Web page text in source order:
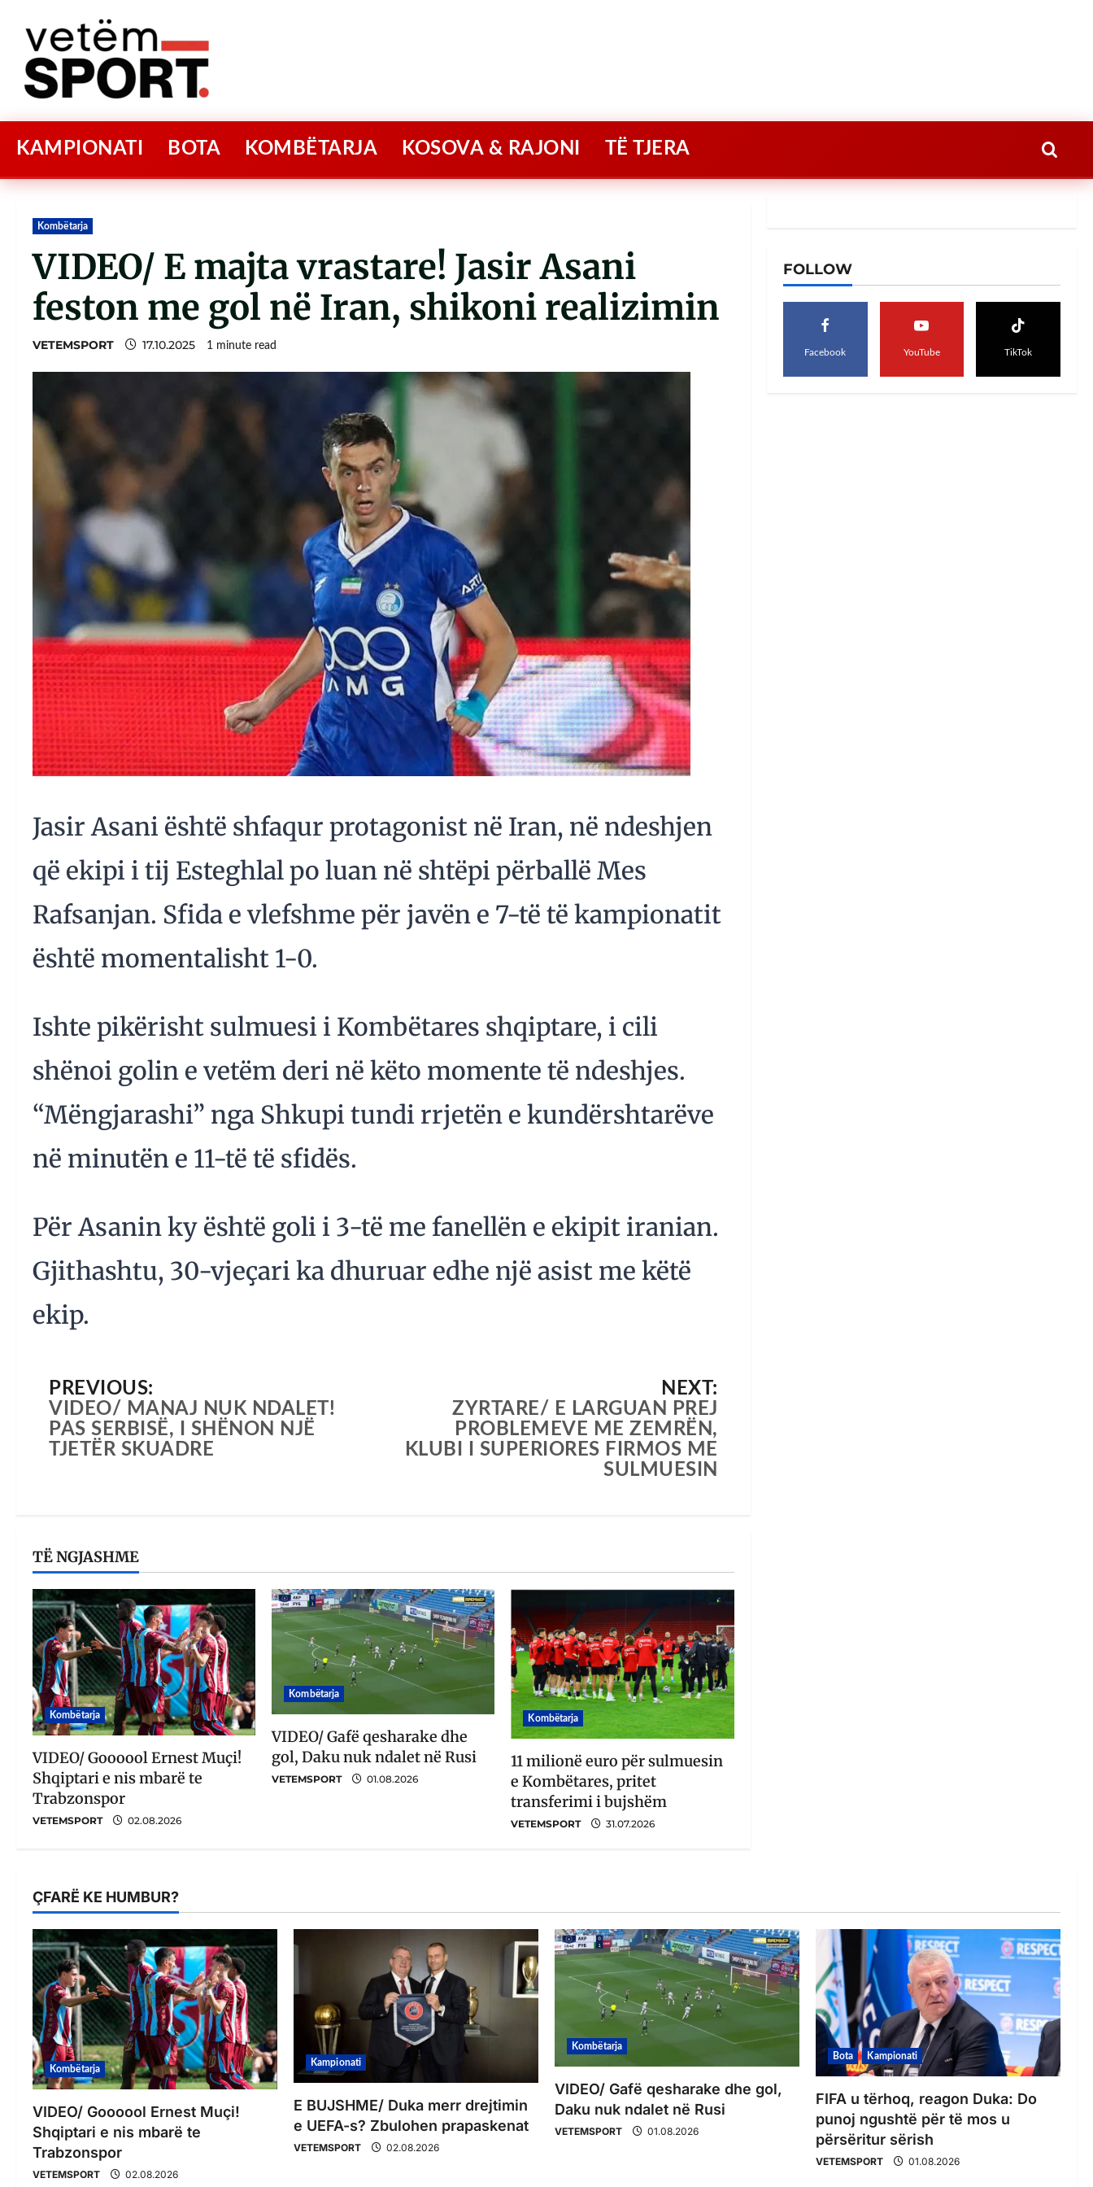
KAMPIONATI BOTA KOMBËTARJA KOSOVA & RAJONI TË TJERA
Kombëtarja
VIDEO/ E majta vrastare! Jasir Asani
feston me gol në Iran, shikoni realizimin
VETEMSPORT 17.10.2025 1 minute read
Jasir Asani është shfaqur protagonist në Iran, në ndeshjen
që ekipi i tij Esteghlal po luan në shtëpi përballë Mes
Rafsanjan. Sfida e vlefshme për javën e 7-të të kampionatit
është momentalisht 1-0.
Ishte pikërisht sulmuesi i Kombëtares shqiptare, i cili
shënoi golin e vetëm deri në këto momente të ndeshjes.
“Mëngjarashi” nga Shkupi tundi rrjetën e kundërshtarëve
në minutën e 11-të të sfidës.
Për Asanin ky është goli i 3-të me fanellën e ekipit iranian.
Gjithashtu, 30-vjeçari ka dhuruar edhe një asist me këtë
ekip.
PREVIOUS:
VIDEO/ MANAJ NUK NDALET!
PAS SERBISË, I SHËNON NJË
TJETËR SKUADRE
NEXT:
ZYRTARE/ E LARGUAN PREJ
PROBLEMEVE ME ZEMRËN,
KLUBI I SUPERIORES FIRMOS ME
SULMUESIN
TË NGJASHME
Kombëtarja
VIDEO/ Goooool Ernest Muçi!
Shqiptari e nis mbarë te
Trabzonspor
VETEMSPORT 02.08.2026
Kombëtarja
VIDEO/ Gafë qesharake dhe
gol, Daku nuk ndalet në Rusi
VETEMSPORT 01.08.2026
Kombëtarja
11 milionë euro për sulmuesin
e Kombëtares, pritet
transferimi i bujshëm
VETEMSPORT 31.07.2026
FOLLOW
Facebook YouTube TikTok
ÇFARË KE HUMBUR?
Kombëtarja
VIDEO/ Goooool Ernest Muçi!
Shqiptari e nis mbarë te
Trabzonspor
VETEMSPORT 02.08.2026
Kampionati
E BUJSHME/ Duka merr drejtimin
e UEFA-s? Zbulohen prapaskenat
VETEMSPORT 02.08.2026
Kombëtarja
VIDEO/ Gafë qesharake dhe gol,
Daku nuk ndalet në Rusi
VETEMSPORT 01.08.2026
Bota Kampionati
FIFA u tërhoq, reagon Duka: Do
punoj ngushtë për të mos u
përsëritur sërish
VETEMSPORT 01.08.2026